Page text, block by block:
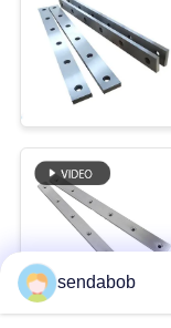
sendabob